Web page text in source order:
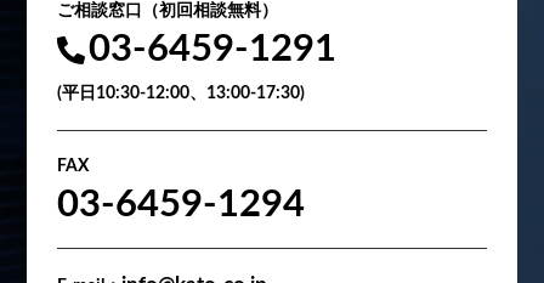
ご相談窓口（初回相談無料）
03-6459-1291
(平日10:30-12:00、13:00-17:30)
FAX
03-6459-1294